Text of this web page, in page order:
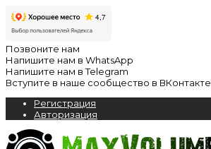
Позвоните нам
Напишите нам в WhatsApp
Напишите нам в Telegram
Вступите в наше сообщество в ВКонтакте
Регистрация
Авторизация